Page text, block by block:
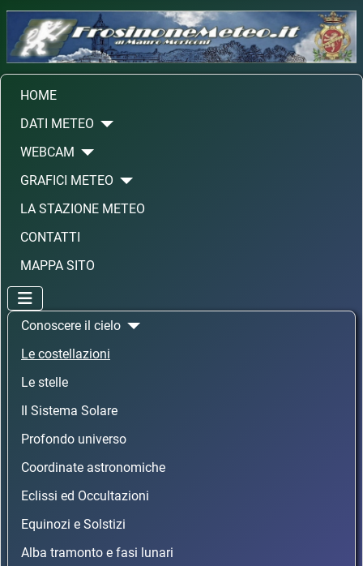
HOME
DATI METEO
WEBCAM
GRAFICI METEO
LA STAZIONE METEO
CONTATTI
MAPPA SITO
Conoscere il cielo
Le costellazioni
Le stelle
Il Sistema Solare
Profondo universo
Coordinate astronomiche
Eclissi ed Occultazioni
Equinozi e Solstizi
Alba tramonto e fasi lunari